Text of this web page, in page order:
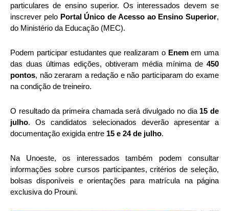
particulares de ensino superior. Os interessados devem se
inscrever pelo Portal Único de Acesso ao Ensino Superior,
do Ministério da Educação (MEC).
Podem participar estudantes que realizaram o Enemem uma
das duas últimas edições, obtiveram média mínima de 450
pontos, não zeraram a redação e não participaram do exame
na condição de treineiro.
O resultado da primeira chamada será divulgado no dia 15 de
julho. Os candidatos selecionados deverão apresentar a
documentação exigida entre 15 e 24 de julho.
Na Unoeste, os interessados também podem consultar
informações sobre cursos participantes, critérios de seleção,
bolsas disponíveis e orientações para matrícula na página
exclusiva do Prouni.